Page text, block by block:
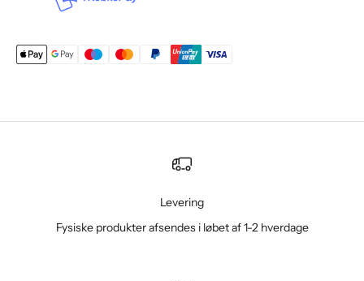
Levering
Fysiske produkter afsendes i løbet af 1-2 hverdage